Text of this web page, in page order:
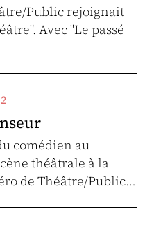
Public rejoignait
Avec "Le passé
comédien au
théâtrale à la
de Théâtre/Public…